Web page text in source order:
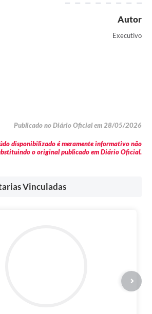
Autor
Executivo
Publicado no Diário Oficial em 28/05/2026
disponibilizado é meramente informativo não
o original publicado em Diário Oficial.
Vinculadas